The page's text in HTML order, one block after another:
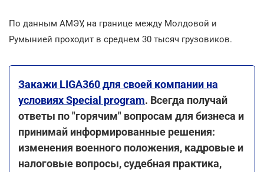
По данным АМЭУ, на границе между Молдовой и
Румынией проходит в среднем 30 тысяч грузовиков.
Закажи LIGA360 для своей компании на
условиях Special program. Всегда получай
ответы по "горячим" вопросам для бизнеса и
принимай информированные решения:
изменения военного положения, кадровые и
налоговые вопросы, судебная практика,